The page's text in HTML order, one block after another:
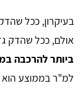
בעיקרון, ככל
אולם, ככל שהדק
ביותר להרכבה
למ"ר בממוצע הוא 400 ₪.